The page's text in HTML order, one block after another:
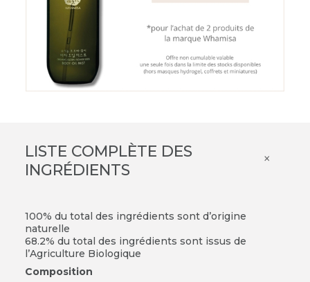
LISTE COMPLÈTE DES
INGRÉDIENTS
×
100% du total des ingrédients sont d’origine
naturelle
68.2% du total des ingrédients sont issus de
l’Agriculture Biologique
Composition